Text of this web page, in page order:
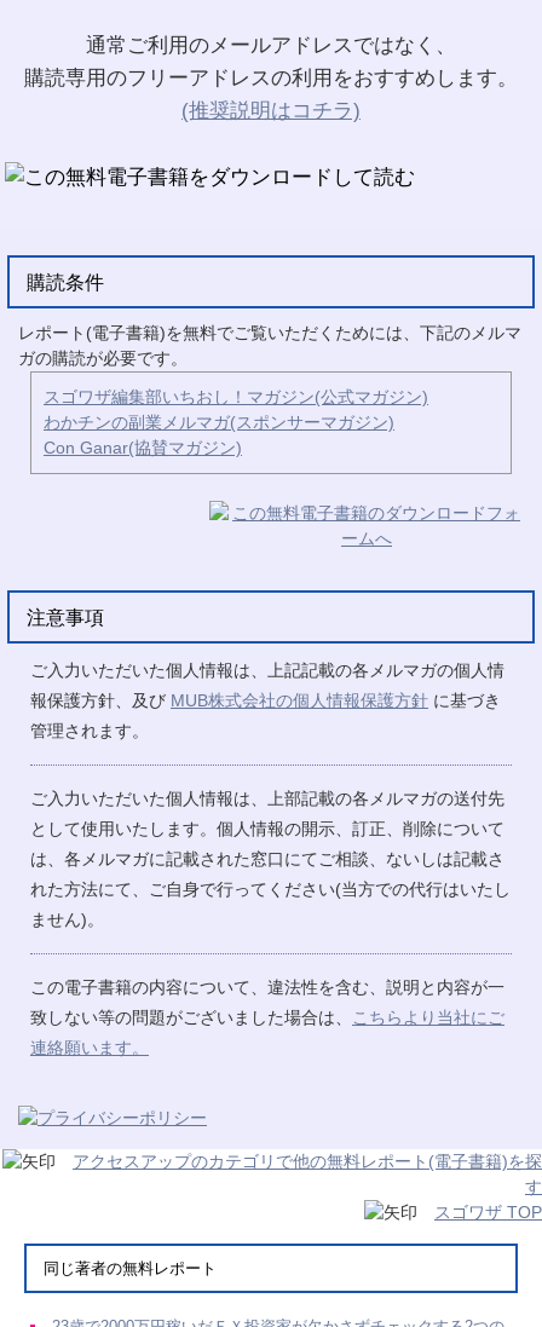
通常ご利用のメールアドレスではなく、
購読専用のフリーアドレスの利用をおすすめします。
(推奨説明はコチラ)
購読条件
レポート(電子書籍)を無料でご覧いただくためには、下記のメルマ
ガの購読が必要です。
スゴワザ編集部いちおし！マガジン(公式マガジン)
わかチンの副業メルマガ(スポンサーマガジン)
Con Ganar(協賛マガジン)
注意事項
ご入力いただいた個人情報は、上記記載の各メルマガの個人情
報保護方針、及び MUB株式会社の個人情報保護方針 に基づき
管理されます。
ご入力いただいた個人情報は、上部記載の各メルマガの送付先
として使用いたします。個人情報の開示、訂正、削除について
は、各メルマガに記載された窓口にてご相談、ないしは記載さ
れた方法にて、ご自身で行ってください(当方での代行はいたし
ません)。
この電子書籍の内容について、違法性を含む、説明と内容が一
致しない等の問題がございました場合は、
こちらより当社にご
連絡願います。
アクセスアップのカテゴリで他の無料レポート(電子書籍)を探
す
スゴワザ TOP
同じ著者の無料レポート